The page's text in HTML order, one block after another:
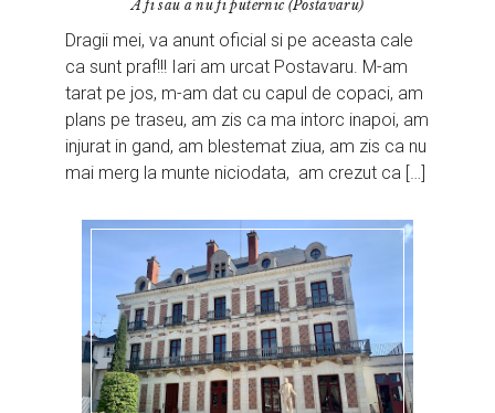
A fi sau a nu fi puternic (Postavaru)
Dragii mei, va anunt oficial si pe aceasta cale
ca sunt praf!!! Iari am urcat Postavaru. M-am
tarat pe jos, m-am dat cu capul de copaci, am
plans pe traseu, am zis ca ma intorc inapoi, am
injurat in gand, am blestemat ziua, am zis ca nu
mai merg la munte niciodata, am crezut ca […]